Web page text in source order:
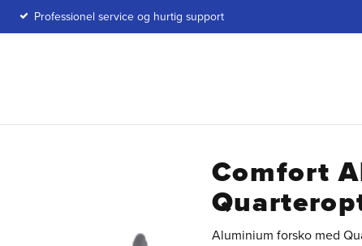
Professionel service og hurtig support
Comfort
Aluminium forsko med